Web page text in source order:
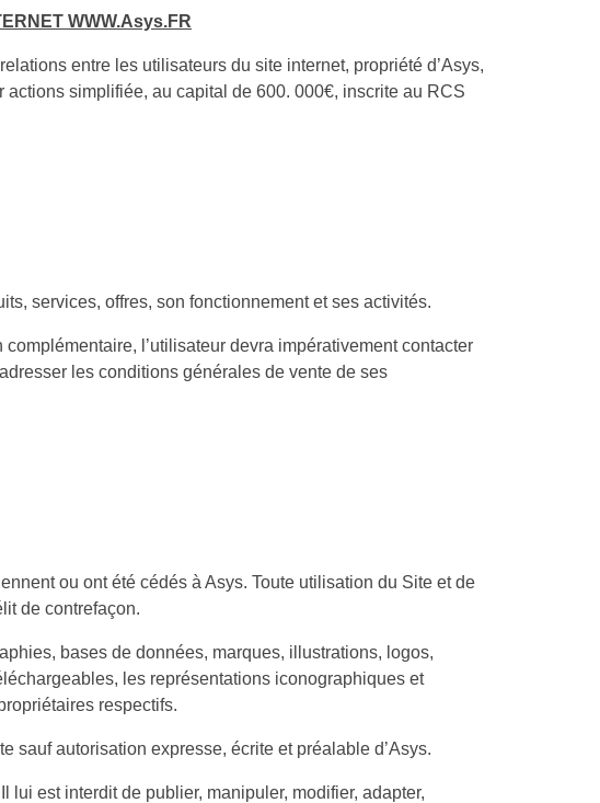
WWW.Asys.FR
entre les utilisateurs du site internet, propriété d’Asys,
simplifiée, au capital de 600. 000€, inscrite au RCS
services, offres, son fonctionnement et ses activités.
l’utilisateur devra impérativement contacter
les conditions générales de vente de ses
ou ont été cédés à Asys. Toute utilisation du Site et de
de contrefaçon.
bases de données, marques, illustrations, logos,
les représentations iconographiques et
respectifs.
sauf autorisation expresse, écrite et préalable d’Asys.
lui est interdit de publier, manipuler, modifier, adapter,